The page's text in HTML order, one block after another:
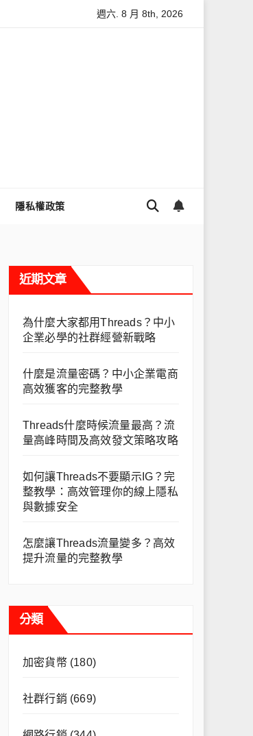
流量變多？高效提升流量的完整教學
週六. 8 月 8th, 2026
隱私權政策
近期文章
為什麼大家都用Threads？中小
企業必學的社群經營新戰略
什麼是流量密碼？中小企業電商
高效獲客的完整教學
Threads什麼時候流量最高？流
量高峰時間及高效發文策略攻略
如何讓Threads不要顯示IG？完
整教學：高效管理你的線上隱私
與數據安全
怎麼讓Threads流量變多？高效
提升流量的完整教學
分類
加密貨幣(180)
社群行銷 (669)